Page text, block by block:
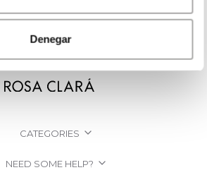
Denegar
CATEGORIES
NEED SOME HELP?